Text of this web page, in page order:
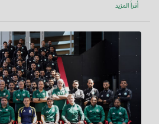
أقرأ المزيد